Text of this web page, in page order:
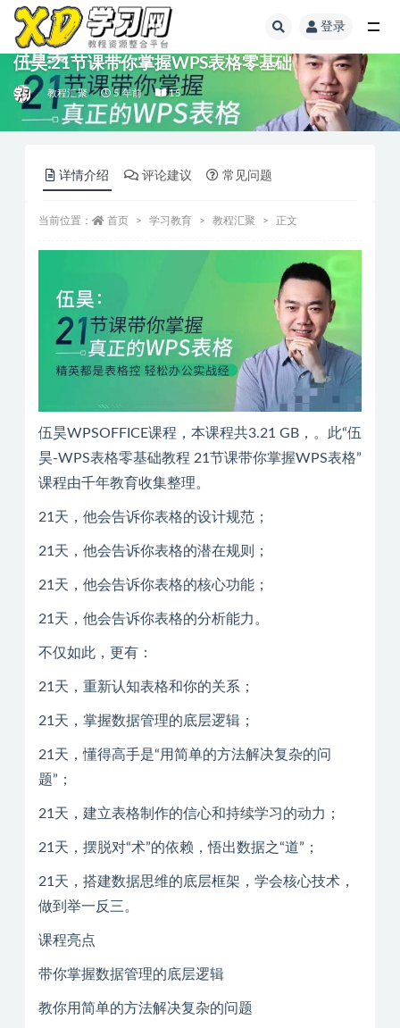
登录
伍昊:21节课带你掌握WPS表格零基础
教程汇聚 5 年前 15
详情介绍 评论建议 常见问题
当前位置： 首页 学习教育 教程汇聚 正文
伍昊WPSOFFICE课程，本课程共3.21 GB，。此“伍
昊-WPS表格零基础教程 21节课带你掌握WPS表格”
课程由千年教育收集整理。
21天，他会告诉你表格的设计规范；
21天，他会告诉你表格的潜在规则；
21天，他会告诉你表格的核心功能；
21天，他会告诉你表格的分析能力。
不仅如此，更有：
21天，重新认知表格和你的关系；
21天，掌握数据管理的底层逻辑；
21天，懂得高手是“用简单的方法解决复杂的问
题”；
21天，建立表格制作的信心和持续学习的动力；
21天，摆脱对“术”的依赖，悟出数据之“道”；
21天，搭建数据思维的底层框架，学会核心技术，
做到举一反三。
课程亮点
带你掌握数据管理的底层逻辑
教你用简单的方法解决复杂的问题